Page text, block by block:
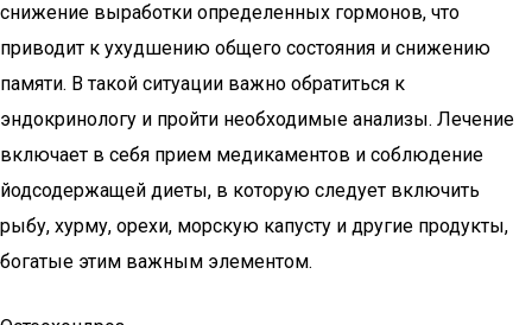
снижение выработки определенных гормонов, что
приводит к ухудшению общего состояния и снижению
памяти. В такой ситуации важно обратиться к
эндокринологу и пройти необходимые анализы. Лечение
включает в себя прием медикаментов и соблюдение
йодсодержащей диеты, в которую следует включить
рыбу, хурму, орехи, морскую капусту и другие продукты,
богатые этим важным элементом.